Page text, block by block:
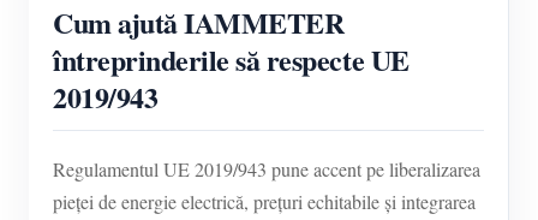
Cum ajută IAMMETER
întreprinderile să respecte UE
2019/943
Regulamentul UE 2019/943 pune accent pe liberalizarea
pieței de energie electrică, prețuri echitabile și integrarea